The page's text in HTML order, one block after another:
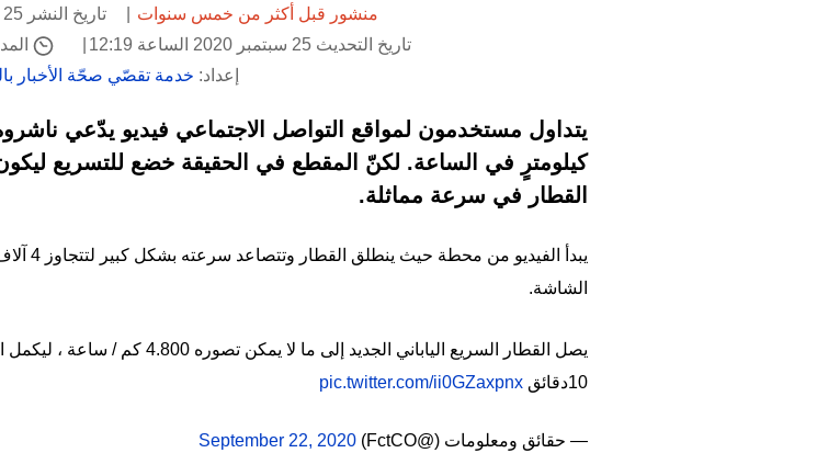
منشور قبل أكثر من خمس سنوات
تاريخ النشر 25 سبتمبر 2020 الساعة 11:57
تاريخ التحديث 25 سبتمبر 2020 الساعة 12:19
إعداد: خدمة تقصّي صحّة الأخبار
كيلومترٍ في الساعة. لكنّ المقطع في الحقيقة خضع للتسريع
القطار في سرعة مماثلة.
يبدأ
الشاشة.
10دقائق
pic.twitter.com/ii0GZaxpnx
— حقائق ومعلومات (@FctCO) September 22, 2020